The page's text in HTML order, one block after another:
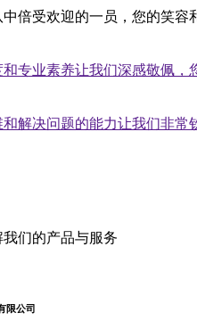
倍受欢迎的一员，您的笑容
专业素养让我们深感敬佩，
解决问题的能力让我们非常
们的产品与服务
限公司